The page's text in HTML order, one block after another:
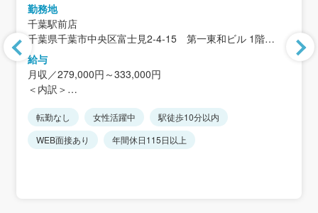
勤務地
千葉駅前店
千葉県千葉市中央区富士見2-4-15 第一東和ビル 1階
＜アクセス＞「千葉駅」徒歩4分
千葉県内・千葉県近隣2～3店舗を担当してください。
※転勤の有無は選択することができます。
※就業途中で、転勤有無を切り替えることも可能です。
※仕事に慣れてくればリモート勤務（週2日程度）も可能で
す。
給与
月収／279,000円～333,000円
＜内訳＞
居住地手当／20,000円/月
SV手当／5,000円/月
店舗リーダー手当 10,000/月 ※当社規定に則る
転勤なし 女性活躍中
駅徒歩10分以内
WEB面接あり
年間休日115日以上